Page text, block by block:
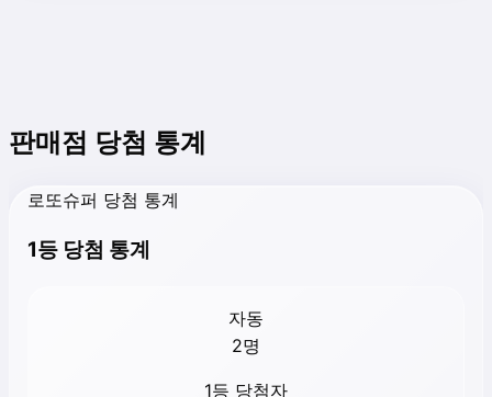
판매점 당첨 통계
로또슈퍼 당첨 통계
1등 당첨 통계
자동
2명
1등 당첨자